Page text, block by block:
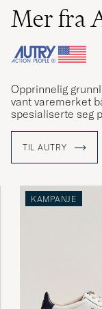
Mer fra
Opprinnelig
vant varemerket
spesialiserte seg
Grunnleggeren
ledelse i 2019
Medalists.
TIL AUTRY
KAMPANJE